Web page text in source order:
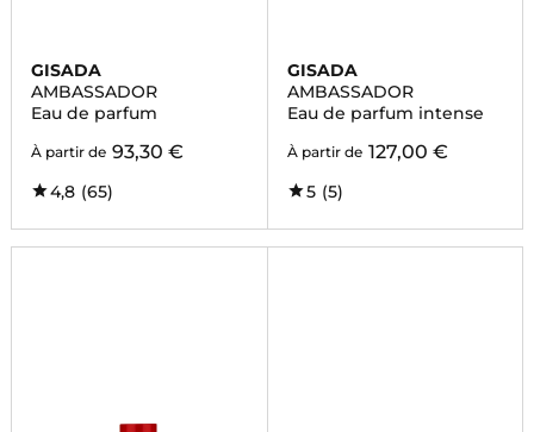
GISADA
AMBASSADOR
Eau de parfum
À partir de 93,30 €
4,8 (65)
GISADA
AMBASSADOR
Eau de parfum intense
À partir de 127,00 €
5 (5)